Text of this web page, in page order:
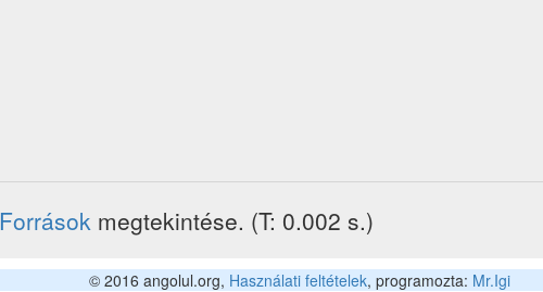
Források megtekintése. (T: 0.002 s.)
© 2016 angolul.org, Használati feltételek, programozta: Mr.Igi